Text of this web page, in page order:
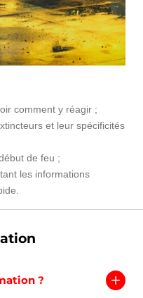
comment y réagir ;
et leur spécificités
de feu ;
les informations
?